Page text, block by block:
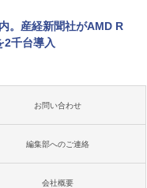
。産経新聞社がAMD R
千台導入
お問い合わせ
編集部へのご連絡
会社概要